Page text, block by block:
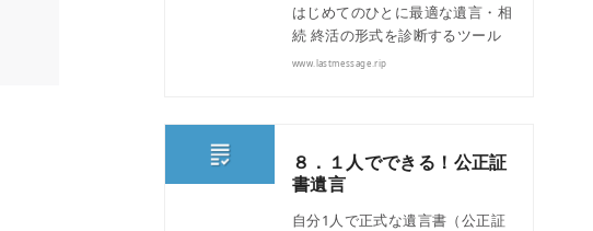
はじめてのひとに最適な遺言・相
続 終活の形式を診断するツール
www.lastmessage.rip
８．１人でできる！公正証
書遺言
自分1人で正式な遺言書（公正証